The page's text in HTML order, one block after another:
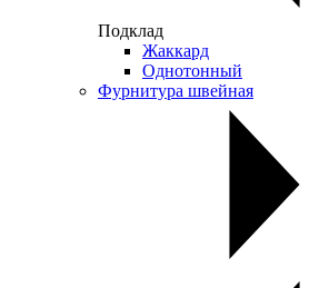
Подклад
Жаккард
Однотонный
Фурнитура швейная